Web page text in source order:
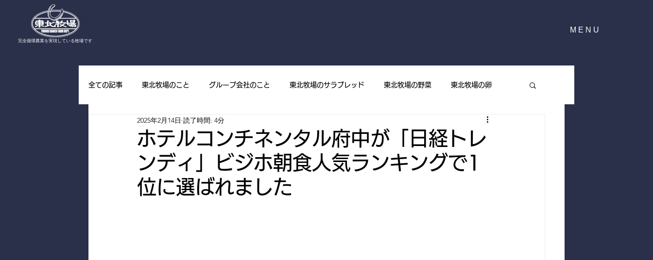
​完全循環農業を実現している牧場です
MENU
全ての記事 東北牧場のこと グループ会社のこと 東北牧場のサラブレッド 東北牧場の野菜 東北牧場の卵
東北牧場の野草 東北牧場の山菜 東北牧場のハーブ
ホテルコンチネンタル府中が「日経トレ
ンディ」ビジホ朝食人気ランキングで1
位に選ばれました
2025年2月14日 読了時間: 4分